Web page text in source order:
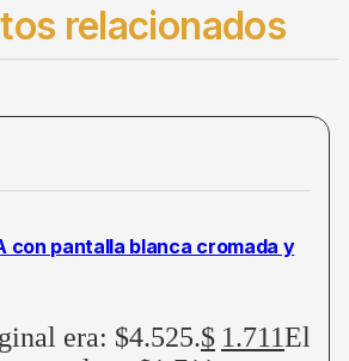
relacionados
con pantalla blanca cromada y
era: $4.525.$ 1.711El